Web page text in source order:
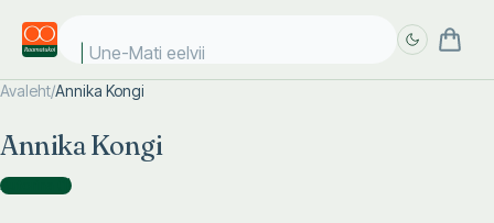
Une-Mati eelviim
Avaleht/Annika Kongi
Annika Kongi
Autorina )